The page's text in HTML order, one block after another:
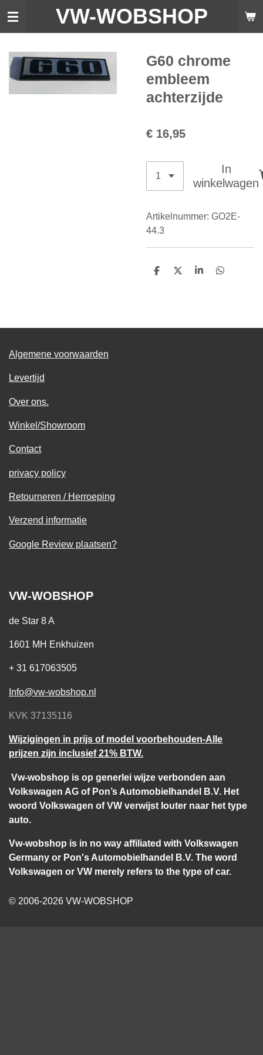
Ga
de
hoofdinhoud
VW-WOBSHOP
G60 chrome
embleem
achterzijde
€ 16,95
In
winkelwagen
Artikelnummer: GO2E-
44.3
D
D
S
D
Algemene voorwaarden
Levertijd
Over ons.
Winkel/Showroom
Contact
privacy policy
Retourneren / Herroeping
Verzend informatie
Google Review plaatsen?
VW-WOBSHOP
de Star 8 A
1601 MH Enkhuizen
+ 31 617063505
Info@vw-wobshop.nl
KVK 37135116
Wijzigingen in prijs of model voorbehouden-Alle
prijzen zijn inclusief 21% BTW.
Vw-wobshop is op generlei wijze verbonden aan
Volkswagen AG of Pon’s Automobielhandel B.V. Het
woord Volkswagen of VW verwijst louter naar het type
auto.
Vw-wobshop is in no way affiliated with Volkswagen
Germany or Pon's Automobielhandel B.V. The word
Volkswagen or VW merely refers to the type of car.
© 2006-2026 VW-WOBSHOP